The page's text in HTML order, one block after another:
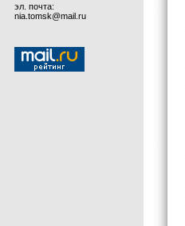
эл. почта:
nia.tomsk@mail.ru